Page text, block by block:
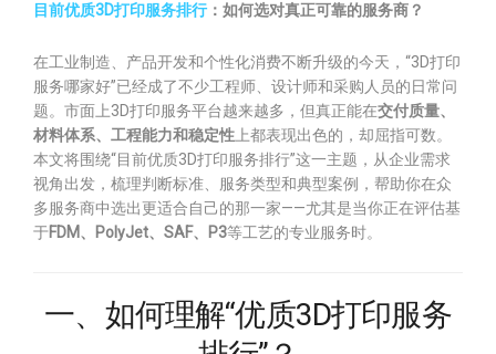
目前优质3D打印服务排行：如何选对真正可靠的服务商？
在工业制造、产品开发和个性化消费不断升级的今天，“3D打印
服务哪家好”已经成了不少工程师、设计师和采购人员的日常问
题。市面上3D打印服务平台越来越多，但真正能在交付质量、
材料体系、工程能力和稳定性 上都表现出色的，却屈指可数。
本文将围绕“目前优质3D打印服务排行”这一主题，从企业需求
视角出发，梳理判断标准、服务类型和典型案例，帮助你在众
多服务商中选出更适合自己的那一家——尤其是当你正在评估基
于FDM、PolyJet、SAF、P3等工艺的专业服务时。
一、如何理解“优质3D打印服务